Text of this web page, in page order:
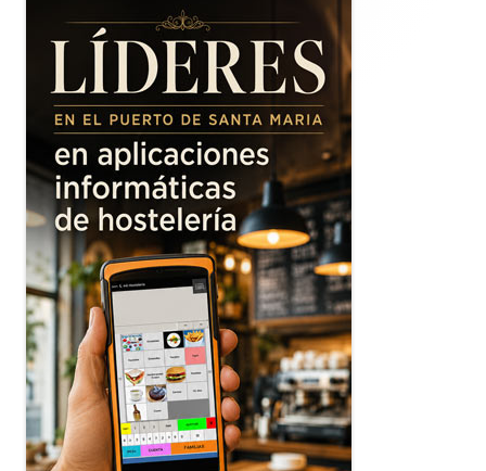
principal